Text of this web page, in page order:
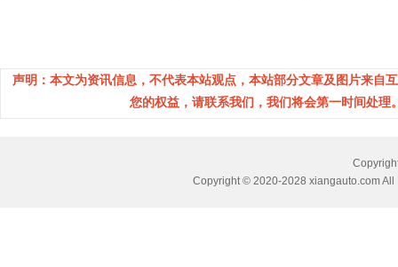
声明：本文为资讯信息，不代表本站观点，本站部分文章及图片来自
您的权益，请联系我们，我们将会第一时间处
Copyright © 2020-2028 xiangauto.com